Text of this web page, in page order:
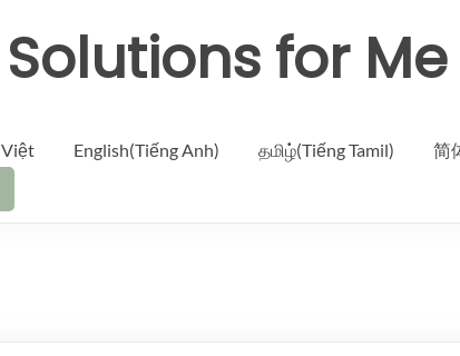
for Me
English(Tiếng Anh) தமிழ்(Tiếng Tamil)
简